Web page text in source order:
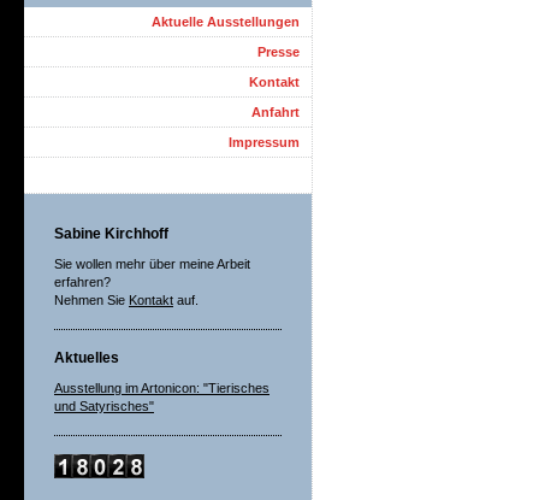
Aktuelle Ausstellungen
Presse
Kontakt
Anfahrt
Impressum
Sabine Kirchhoff
Sie wollen mehr über meine Arbeit
erfahren?
Nehmen Sie Kontakt auf.
Aktuelles
Ausstellung im Artonicon: "Tierisches
und Satyrisches"